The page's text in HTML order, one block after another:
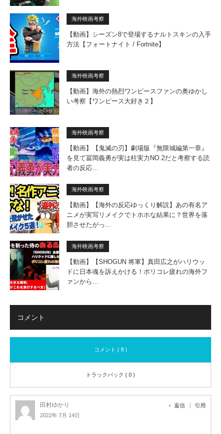
海外映画考察
【動画】シーズン8で登場するナルトスキンの入手
方法【フォートナイト / Fortnite】
海外映画考察
【動画】海外の熱烈ワンピースファンの奥ゆかし
い考察【ワンピース大好き２】
海外映画考察
【動画】【鬼滅の刃】劇場版『無限城編第一章』
を見て冨岡義勇が実は柱実力NO.2だと考察する読
者の反応…
海外映画考察
【動画】【海外の反応ゆっくり解説】あの有名ア
ニメが実写リメイクでトホホな結果に？世界を落
胆させたがっ…
海外映画考察
【動画】【SHOGUN 将軍】真田広之がハリウッ
ドに日本魂を訴えかける！ポリコレ疲れの海外フ
ァンから…
コメント
コメント ( 8 )
トラックバック ( 0 )
田村ゆかり
2022年 7月 14日
返信 引用